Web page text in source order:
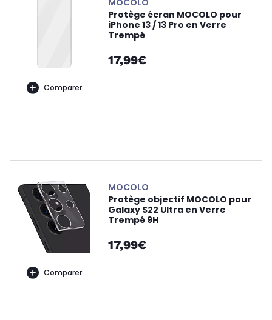
Comparer
MOCOLO
Protège écran MOCOLO pour
iPhone 13 / 13 Pro en Verre
Trempé
17,99€
Comparer
MOCOLO
Protège objectif MOCOLO pour
Galaxy S22 Ultra en Verre
Trempé 9H
17,99€